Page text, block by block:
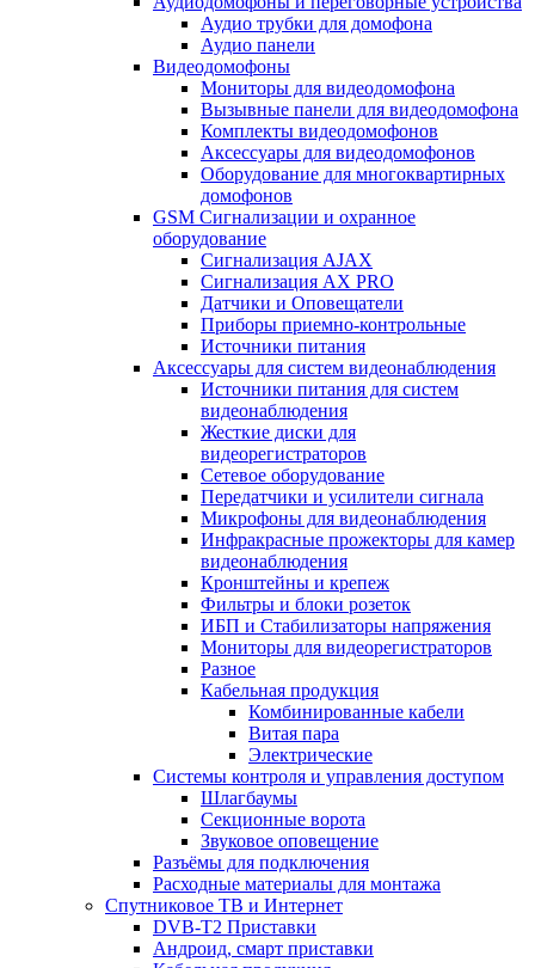
Аудио трубки для домофона
Аудио панели
Видеодомофоны
Мониторы для видеодомофона
Вызывные панели для видеодомофона
Комплекты видеодомофонов
Аксессуары для видеодомофонов
Оборудование для многоквартирных
домофонов
GSM Сигнализации и охранное
оборудование
Сигнализация AJAX
Сигнализация AX PRO
Датчики и Оповещатели
Приборы приемно-контрольные
Источники питания
Аксессуары для систем видеонаблюдения
Источники питания для систем
видеонаблюдения
Жесткие диски для
видеорегистраторов
Сетевое оборудование
Передатчики и усилители сигнала
Микрофоны для видеонаблюдения
Инфракрасные прожекторы для камер
видеонаблюдения
Кронштейны и крепеж
Фильтры и блоки розеток
ИБП и Стабилизаторы напряжения
Мониторы для видеорегистраторов
Разное
Кабельная продукция
Комбинированные кабели
Витая пара
Электрические
Системы контроля и управления доступом
Шлагбаумы
Секционные ворота
Звуковое оповещение
Разъёмы для подключения
Расходные материалы для монтажа
Спутниковое ТВ и Интернет
DVB-Т2 Приставки
Андроид, смарт приставки